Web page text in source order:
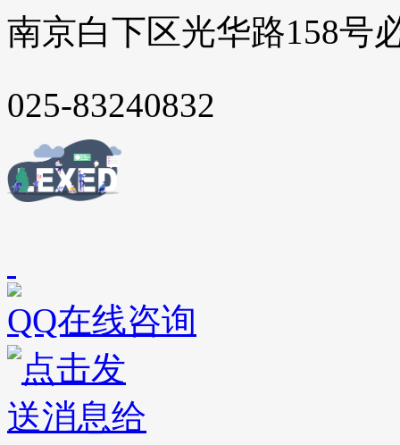
南京白下区光华路158号
025-83240832
QQ在线咨询